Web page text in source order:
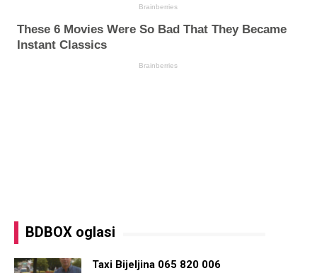
BDBOX oglasi
Taxi Bijeljina 065 820 006